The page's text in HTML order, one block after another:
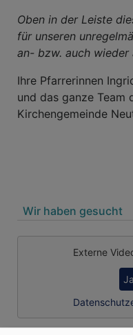
Oben in der Leiste
für unseren
an- bzw. auch wieder
Ihre Pfarrerinnen
und das ganze Team
Kirchengemeinde
Wir haben gesucht
Externe